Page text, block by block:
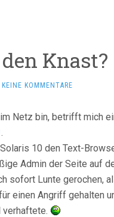
Knast?
KEINE KOMMENTARE
Netz bin, betrifft mich
.
10 den Text-
Admin der Seite auf
sofort Lunte gerochen,
einen Angriff gehalten
verhaftete.